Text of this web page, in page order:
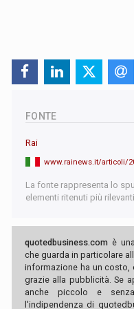
FONTE
Rai
La fonte rappresenta lo
elementi ritenuti più rilevanti.
quotedbusiness.com è
che guarda in particolare
informazione ha un costo,
grazie alla pubblicità. Se
anche piccolo e
l'indipendenza di